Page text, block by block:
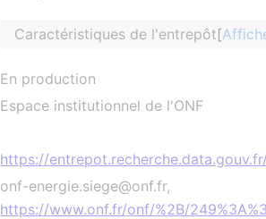
Caractéristiques de l'entrepôt
En production
Espace institutionnel de l'ONF
https://
onf-energie.siege@onf.fr,
https://www.onf.fr/onf/%2B/